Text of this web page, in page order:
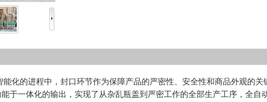
化的进程中，封口环节作为保障产品的严密性、安全性和商品外观的
于一体化的输出，实现了从杂乱瓶盖到严密工作的全部生产工序，全